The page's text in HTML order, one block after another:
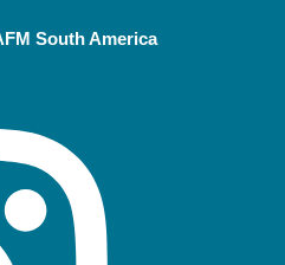
South America